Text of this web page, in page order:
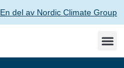
En del av Nordic Climate Group